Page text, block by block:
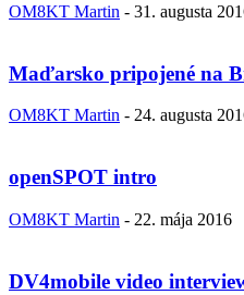
OM8KT Martin - 31. augusta
Maďarsko pripojené na
OM8KT Martin - 24. augusta
openSPOT intro
OM8KT Martin - 22. mája 2016
DV4mobile video